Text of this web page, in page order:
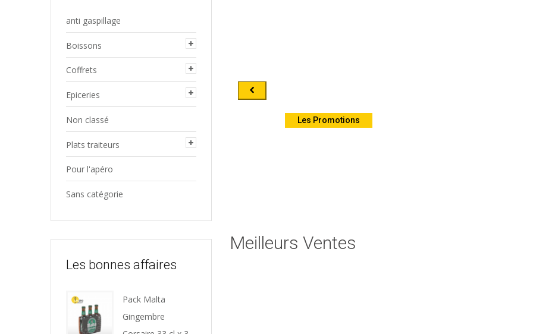
Les Promotions
Meilleurs Ventes
anti gaspillage
Boissons
Coffrets
Epiceries
Non classé
Plats traiteurs
Pour l'apéro
Sans catégorie
Les bonnes affaires
Pack Malta
Gingembre